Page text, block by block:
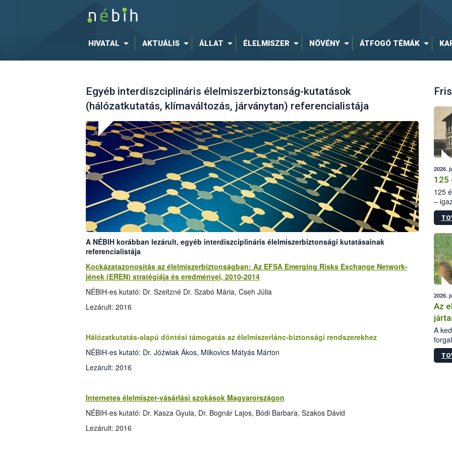
HIVATAL AKTUÁLIS ÁLLAT ÉLELMISZER NÖVÉNY ÁTFOGÓ TÉMÁK
Egyéb interdiszciplináris élelmiszerbiztonság-kutatások
(hálózatkutatás, klímaváltozás, járványtan) referencialistája
A NÉBIH korábban lezárult, egyéb interdiszciplináris élelmiszerbiztonsági kutatásainak
referencialistája
Kockázatazonosítás az élelmiszerbiztonságban: Az EFSA Emerging Risks Exchange Network-
jének (EREN) stratégiája és eredményei, 2010-2014
NÉBIH-es kutató: Dr. Szeitzné Dr. Szabó Mária, Cseh Júlia
Lezárult: 2016
Hálózatkutatás-alapú döntési támogatás az élelmiszerlánc-biztonsági rendszerekhez
NÉBIH-es kutató: Dr. Jóźwiak Ákos, Milkovics Mátyás Márton
Lezárult: 2016
Internetes élelmiszer-vásárlási szokások Magyarországon
NÉBIH-es kutató: Dr. Kasza Gyula, Dr. Bognár Lajos, Bódi Barbara, Szakos Dávid
Lezárult: 2016
2026.
125
125
–
15.
2026.
Az
A